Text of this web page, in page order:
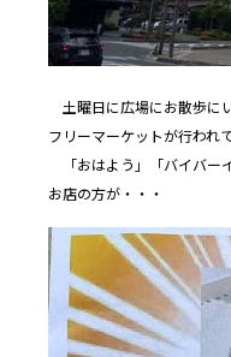
土曜日に広場にお散歩に
フリーマーケットが行われ
「おはよう」「バイバー
お店の方が・・・